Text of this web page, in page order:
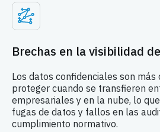
Brechas en la visibilidad
Los datos confidenciales son
proteger cuando se transfieren
empresariales y en la nube, lo
fugas de datos y fallos en las
cumplimiento normativo.